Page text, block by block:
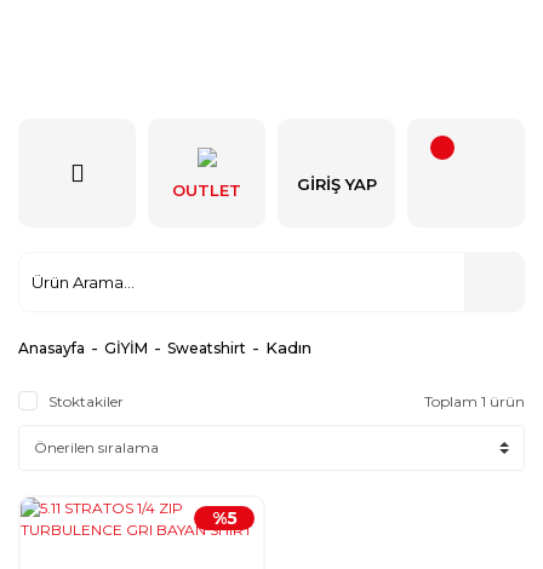
OUTLET GIRIŞ YAP
Anasayfa GİYİM Sweatshirt Kadın
Stoktakiler Toplam 1 ürün
%5